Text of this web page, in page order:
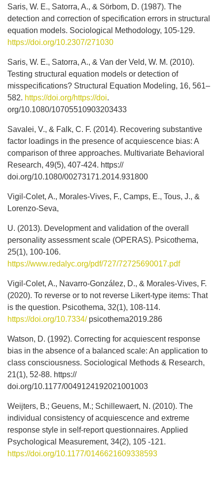
Saris, W. E., Satorra, A., & Sörbom, D. (1987). The
detection and correction of specification errors in structural
equation models. Sociological Methodology, 105-129.
https://doi.org/10.2307/271030
Saris, W. E., Satorra, A., & Van der Veld, W. M. (2010).
Testing structural equation models or detection of
misspecifications? Structural Equation Modeling, 16, 561–
582. https://doi.org/https://doi.
org/10.1080/10705510903203433
Savalei, V., & Falk, C. F. (2014). Recovering substantive
factor loadings in the presence of acquiescence bias: A
comparison of three approaches. Multivariate Behavioral
Research, 49(5), 407-424. https://
doi.org/10.1080/00273171.2014.931800
Vigil-Colet, A., Morales-Vives, F., Camps, E., Tous, J., &
Lorenzo-Seva,
U. (2013). Development and validation of the overall
personality assessment scale (OPERAS). Psicothema,
25(1), 100-106.
https://www.redalyc.org/pdf/727/72725690017.pdf
Vigil-Colet, A., Navarro-González, D., & Morales-Vives, F.
(2020). To reverse or to not reverse Likert-type items: That
is the question. Psicothema, 32(1), 108-114.
https://doi.org/10.7334/psicothema2019.286
Watson, D. (1992). Correcting for acquiescent response
bias in the absence of a balanced scale: An application to
class consciousness. Sociological Methods & Research,
21(1), 52-88. https://
doi.org/10.1177/0049124192021001003
Weijters, B.; Geuens, M.; Schillewaert, N. (2010). The
individual consistency of acquiescence and extreme
response style in self-report questionnaires. Applied
Psychological Measurement, 34(2), 105 -121.
https://doi.org/10.1177/0146621609338593